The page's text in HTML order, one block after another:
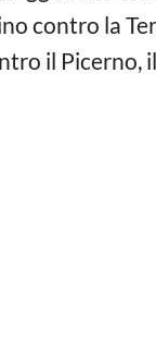
contro la
il Picerno,